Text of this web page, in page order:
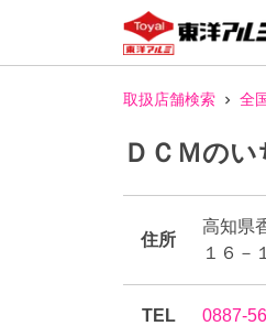
取扱店舗検索 全
ＤＣＭのい
住所
高知県
１６－１
TEL 0887-